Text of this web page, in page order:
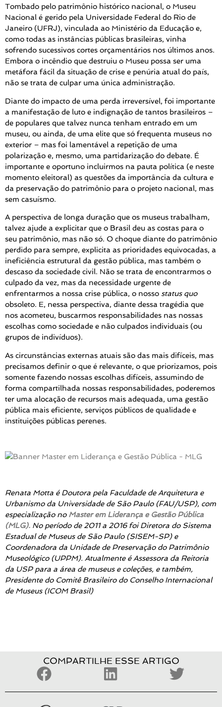
Tombado pelo patrimônio histórico nacional, o Museu
Nacional é gerido pela Universidade Federal do Rio de
Janeiro (UFRJ), vinculada ao Ministério da Educação e,
como todas as instâncias públicas brasileiras, vinha
sofrendo sucessivos cortes orçamentários nos últimos anos.
Embora o incêndio que destruiu o Museu possa ser uma
metáfora fácil da situação de crise e penúria atual do país,
não se trata de culpar uma única administração.
Diante do impacto de uma perda irreversível, foi importante
a manifestação de luto e indignação de tantos brasileiros –
de populares que talvez nunca tenham entrado em um
museu, ou ainda, de uma elite que só frequenta museus no
exterior – mas foi lamentável a repetição de uma
polarização e, mesmo, uma partidarização do debate. É
importante e oportuno incluirmos na pauta política (e neste
momento eleitoral) as questões da importância da cultura e
da preservação do patrimônio para o projeto nacional, mas
sem casuísmo.
A perspectiva de longa duração que os museus trabalham,
talvez ajude a explicitar que o Brasil deu as costas para o
seu patrimônio, mas não só. O choque diante do patrimônio
perdido para sempre, explicita as prioridades equivocadas, a
ineficiência estrutural da gestão pública, mas também o
descaso da sociedade civil. Não se trata de encontrarmos o
culpado da vez, mas da necessidade urgente de
enfrentarmos a nossa crise pública, o nosso status quo
obsoleto. E, nessa perspectiva, diante dessa tragédia que
nos acometeu, buscarmos responsabilidades nas nossas
escolhas como sociedade e não culpados individuais (ou
grupos de indivíduos).
As circunstâncias externas atuais são das mais difíceis, mas
precisamos definir o que é relevante, o que priorizamos, pois
somente fazendo nossas escolhas difíceis, assumindo de
forma compartilhada nossas responsabilidades, poderemos
ter uma alocação de recursos mais adequada, uma gestão
pública mais eficiente, serviços públicos de qualidade e
instituições públicas perenes.
Renata Motta é Doutora pela Faculdade de Arquitetura e
Urbanismo da Universidade de São Paulo (FAU/USP), com
especialização no Master em Liderança e Gestão Pública
(MLG). No período de 2011 a 2016 foi Diretora do Sistema
Estadual de Museus de São Paulo (SISEM-SP) e
Coordenadora da Unidade de Preservação do Patrimônio
Museológico (UPPM). Atualmente é Assessora da Reitoria
da USP para a área de museus e coleções, e também,
Presidente do Comitê Brasileiro do Conselho Internacional
de Museus (ICOM Brasil)
COMPARTILHE ESSE ARTIGO